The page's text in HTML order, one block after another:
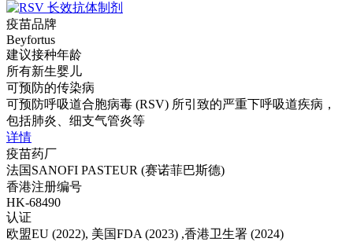
疫苗品牌
Beyfortus
建议接种年龄
所有新生婴儿
可预防的传染病
可预防呼吸道合胞病毒 (RSV) 所引致的严重下呼吸道疾病，
包括肺炎、细支气管炎等
详情
疫苗药厂
法国SANOFI PASTEUR (赛诺菲巴斯德)
香港注册编号
HK-68490
认证
欧盟EU (2022), 美国FDA (2023) ,香港卫生署 (2024)